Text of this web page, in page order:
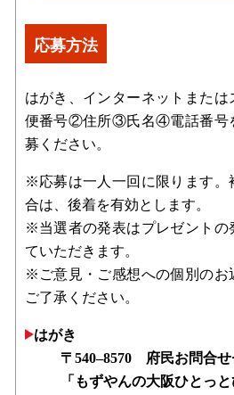
応募方法
はがき、インターネットまた
便番号②住所③氏名④電話番号
募ください。
※応募は一人一回に限ります。
合は、後着を有効とします。
※当選者の発表はプレゼントの
ていただきます。
※ご意見・ご感想への個別のお
ご了承ください。
はがき
〒540‒8570 府民お問合せ
「もずやんの大阪ひとっ